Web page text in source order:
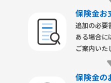
保険金お
追加の必要
ある場合に
ご案内いた
保険金の